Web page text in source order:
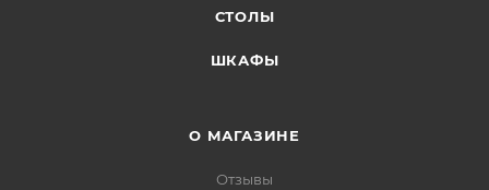
СТОЛЫ
ШКАФЫ
О МАГАЗИНЕ
Отзывы